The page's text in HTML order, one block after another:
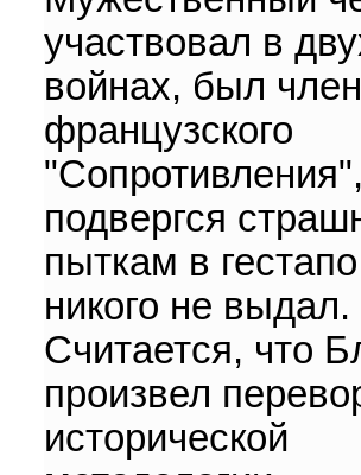
участвовал в
войнах, был
французского
подвергся
пыткам в
никого не выдал.
Считается, что
произвел
исторической